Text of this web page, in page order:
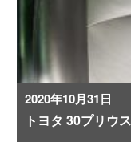
2020年10月31日
トヨタ 30プリウ